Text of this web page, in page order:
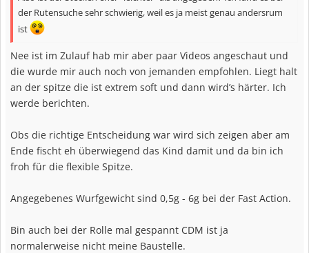
der Rutensuche sehr schwierig, weil es ja meist genau andersrum
ist
Nee ist im Zulauf hab mir aber paar Videos angeschaut und
die wurde mir auch noch von jemanden empfohlen. Liegt halt
an der spitze die ist extrem soft und dann wird’s härter. Ich
werde berichten.
Obs die richtige Entscheidung war wird sich zeigen aber am
Ende fischt eh überwiegend das Kind damit und da bin ich
froh für die flexible Spitze.
Angegebenes Wurfgewicht sind 0,5g - 6g bei der Fast Action.
Bin auch bei der Rolle mal gespannt CDM ist ja
normalerweise nicht meine Baustelle.